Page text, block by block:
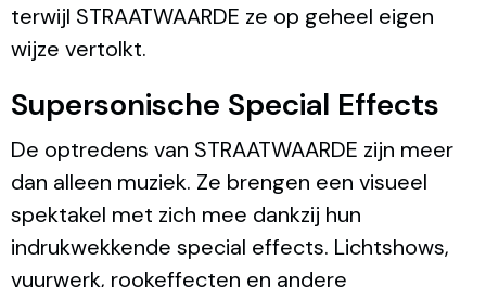
terwijl STRAATWAARDE ze op geheel eigen
wijze vertolkt.
Supersonische Special Effects
De optredens van STRAATWAARDE zijn meer
dan alleen muziek. Ze brengen een visueel
spektakel met zich mee dankzij hun
indrukwekkende special effects. Lichtshows,
vuurwerk, rookeffecten en andere